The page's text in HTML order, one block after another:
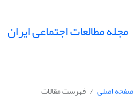
مجله مطالعات اجتماعی ایران
صفحه اصلی
فهرست مقالات